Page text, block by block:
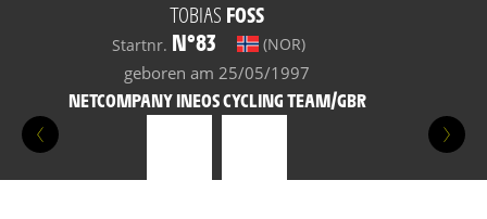
TOBIAS FOSS
Startnr. N°83 (NOR)
geboren am 25/05/1997
NETCOMPANY INEOS CYCLING TEAM/GBR